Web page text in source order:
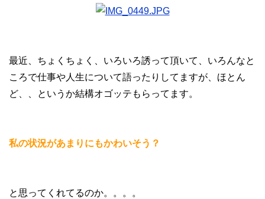
最近、ちょくちょく、いろいろ誘って頂いて、いろんなと
ころで仕事や人生について語ったりしてますが、ほとん
ど、、というか結構オゴッテもらってます。
私の状況があまりにもかわいそう？
と思ってくれてるのか。。。。